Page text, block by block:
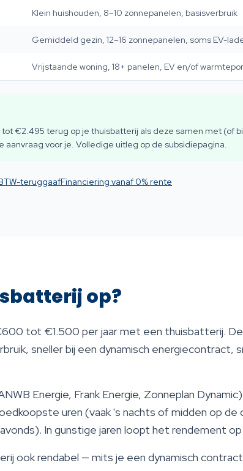
Klein huishouden, 8–10 zonnepanelen, basisverbruik
Gemiddeld gezin, 12–16 zonnepanelen, soms EV-
Vrijstaande woning, 18+ panelen, EV en/of
€2.495 terug op je thuisbatterij als deze samen met (of
voor je. Volledige uitleg op de subsidiepagina.
teruggaafFinanciering vanaf 0% rente
op?
tot €1.500 per jaar met een thuisbatterij.
sneller bij een dynamisch energiecontract,
Energie, Frank Energie, Zonneplan
uren (vaak 's nachts of midden op de
In gunstige jaren loopt het rendement
ook rendabel — mits je een dynamisch